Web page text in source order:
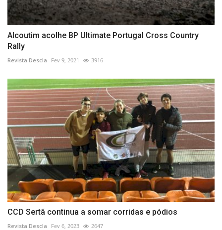
Alcoutim acolhe BP Ultimate Portugal Cross Country
Rally
Revista Descla Fev 9, 2021 3916
CCD Sertã continua a somar corridas e pódios
Revista Descla Fev 6, 2023 2647